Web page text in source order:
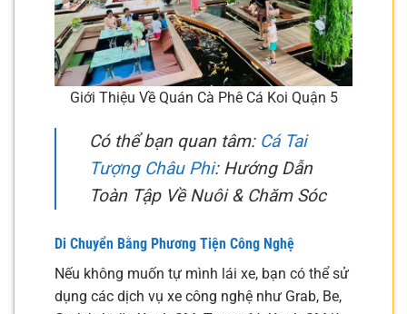
Giới Thiệu Về Quán Cà Phê Cá Koi Quận 5
Có thể bạn quan tâm: Cá Tai
Tượng Châu Phi: Hướng Dẫn
Toàn Tập Về Nuôi & Chăm Sóc
Di Chuyển Bằng Phương Tiện Công Nghệ
Nếu không muốn tự mình lái xe, bạn có thể sử
dụng các dịch vụ xe công nghệ như Grab, Be,